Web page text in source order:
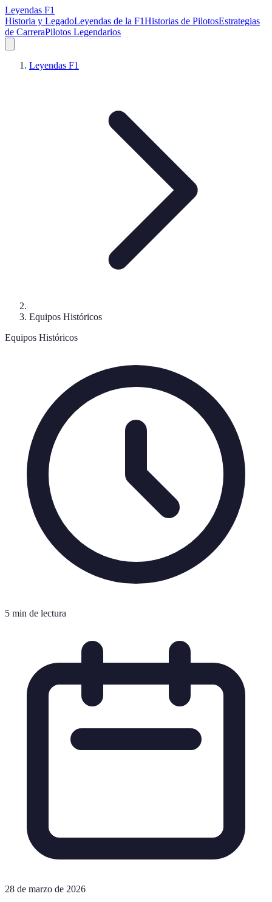
Leyendas F1
Historia y LegadoLeyendas de la F1Historias de PilotosEstrategias
de CarreraPilotos Legendarios
Leyendas F1
Equipos Históricos
Equipos Históricos
5 min de lectura
28 de marzo de 2026